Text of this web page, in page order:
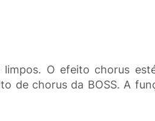
O efeito chorus
de chorus da BOSS. A